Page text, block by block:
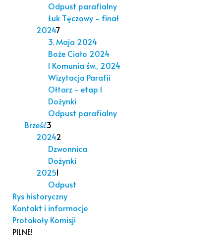
Odpust parafialny
Łuk Tęczowy - finał
20247
3. Maja 2024
Boże Ciało 2024
I Komunia św., 2024
Wizytacja Parafii
Ołtarz - etap I
Dożynki
Odpust parafialny
Brześć3
20242
Dzwonnica
Dożynki
20251
Odpust
Rys historyczny
Kontakt i informacje
Protokoły Komisji
PILNE!